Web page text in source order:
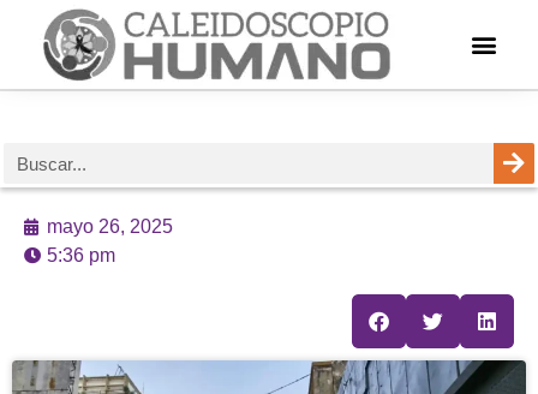
mayo 26, 2025
5:36 pm